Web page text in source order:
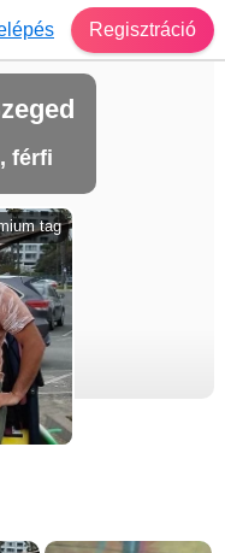
Regisztráció
férfi
tag